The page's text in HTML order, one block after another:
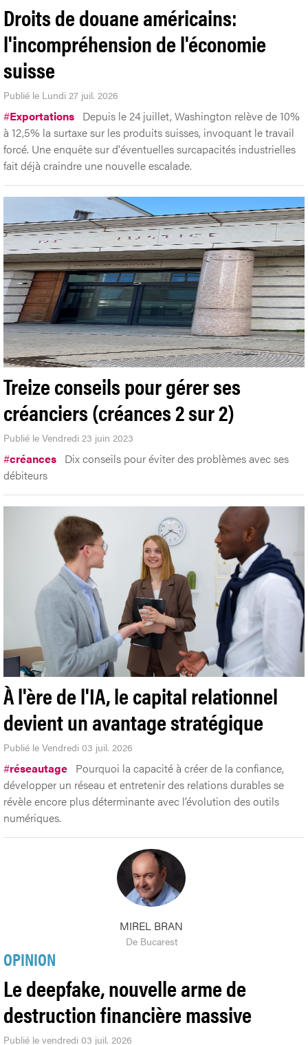
Droits de douane américains:
l'incompréhension de l'économie
suisse
Publié le Lundi 27 juil. 2026
#Exportations Depuis le 24 juillet, Washington relève de 10%
à 12,5% la surtaxe sur les produits suisses, invoquant le travail
forcé. Une enquête sur d'éventuelles surcapacités industrielles
fait déjà craindre une nouvelle escalade.
Treize conseils pour gérer ses
créanciers (créances 2 sur 2)
Publié le Vendredi 23 juin 2023
#créances Dix conseils pour éviter des problèmes avec ses
débiteurs
À l'ère de l'IA, le capital relationnel
devient un avantage stratégique
Publié le Vendredi 03 juil. 2026
#réseautage Pourquoi la capacité à créer de la confiance,
développer un réseau et entretenir des relations durables se
révèle encore plus déterminante avec l’évolution des outils
numériques.
MIREL BRAN
De Bucarest
OPINION
Le deepfake, nouvelle arme de
destruction financière massive
Publié le vendredi 03 juil. 2026